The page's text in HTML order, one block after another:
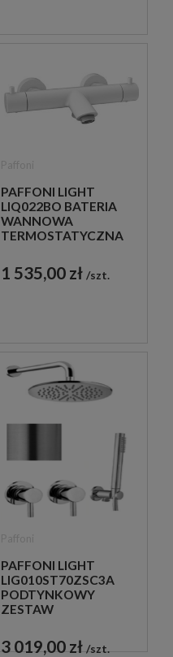
PAFFONI LIGHT
LIQ022BO BATERIA
WANNOWA
TERMOSTATYCZNA
1 535,00 zł szt.
PAFFONI LIGHT
LIG010ST70ZSC3A
PODTYNKOWY
ZESTAW
SZCZOTKOWANA
3 019,00 zł szt.